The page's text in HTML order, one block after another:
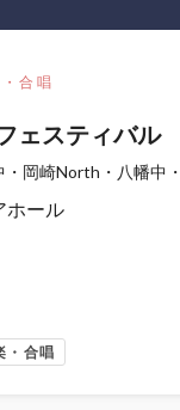
合唱
ェスティバル
岡崎North・八幡中
ホール
・合唱